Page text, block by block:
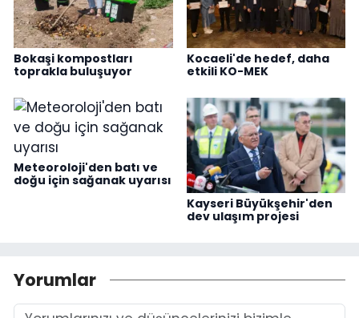
Bokaşi kompostları
toprakla buluşuyor
Kocaeli'de hedef, daha
etkili KO-MEK
Meteoroloji'den batı ve
doğu için sağanak uyarısı
Kayseri Büyükşehir'den
dev ulaşım projesi
Yorumlar